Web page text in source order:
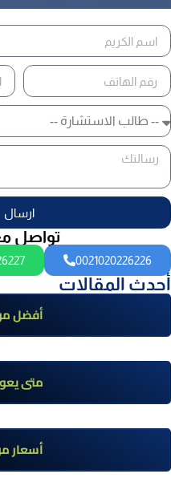
ارسال
تواصل
0021020226226
أحدث المقالات
أفضل
برامج
تحت
متى
ترك
أسعار
مصر: كم